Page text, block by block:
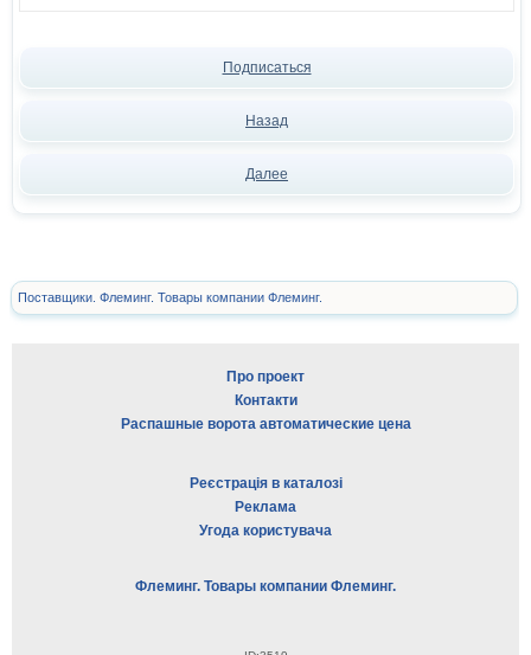
Подписаться
Назад
Далее
Поставщики. Флеминг. Товары компании Флеминг.
Про проект
Контакти
Распашные ворота автоматические цена
Реєстрація в каталозі
Реклама
Угода користувача
Флеминг. Товары компании Флеминг.